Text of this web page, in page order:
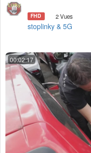
FHD 2 Vues
stoplinky & 5G
00:02:17